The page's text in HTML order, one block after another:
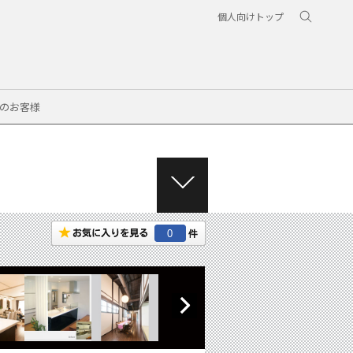
個人向けトップ
お客様
E
N 0